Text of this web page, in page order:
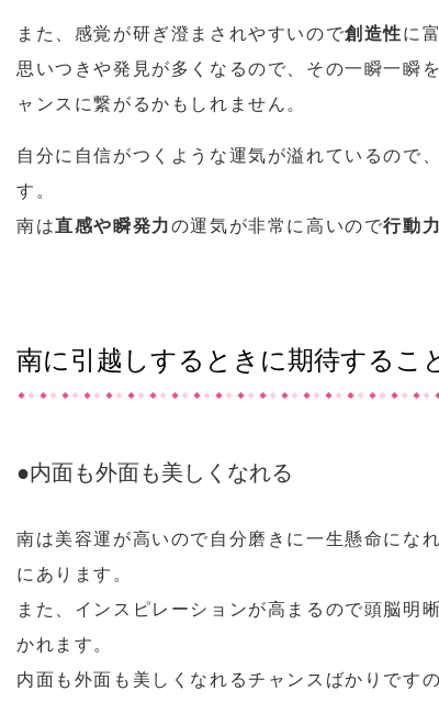
また、感覚が研ぎ澄まされやすいので創造性に
思いつきや発見が多くなるので、その一瞬一瞬
ャンスに繋がるかもしれません。
自分に自信がつくような運気が溢れているので
す。
南は直感や瞬発力の運気が非常に高いので行動力
南に引越しするときに期待するこ
●内面も外面も美しくなれる
南は美容運が高いので自分磨きに一生懸命にな
にあります。
また、インスピレーションが高まるので頭脳明
かれます。
内面も外面も美しくなれるチャンスばかりです